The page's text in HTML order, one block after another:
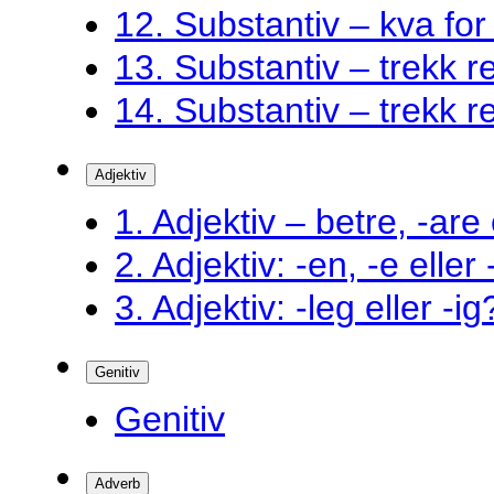
12. Substantiv – kva
13. Substantiv – trekk
14. Substantiv – trekk
Adjektiv
1. Adjektiv – betre, -are
2. Adjektiv: -en, -e eller
3. Adjektiv: -leg eller -
Genitiv
Genitiv
Adverb